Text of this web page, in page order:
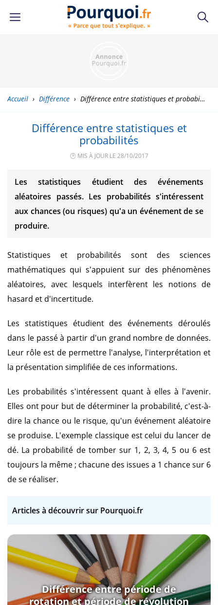
Accueil › Différence › Différence entre statistiques et probabilités
Différence entre statistiques et
probabilités
🕒 MIS À JOUR LE 28/10/2017
Les statistiques étudient des événements
aléatoires passés. Les probabilités s'intéressent
aux chances (ou risques) qu'a un événement de se
produire.
Statistiques et probabilités sont des sciences
mathématiques qui s'appuient sur des phénomènes
aléatoires, avec lesquels interfèrent les notions de
hasard et d'incertitude.
Les statistiques étudient des événements déroulés
dans le passé à partir d'un grand nombre de données.
Leur rôle est de permettre l'analyse, l'interprétation et
la présentation simplifiée de ces informations.
Les probabilités s'intéressent quant à elles à l'avenir.
Elles ont pour but de déterminer la probabilité, c'est-à-
dire la chance ou le risque, qu'un événement aléatoire
se produise. L'exemple classique est celui du lancer de
dé. La probabilité de tomber sur 1, 2, 3, 4, 5 ou 6 est
toujours la même ; chacune des issues a 1 chance sur 6
de se réaliser.
Articles à découvrir sur Pourquoi.fr
Différence entre période de
rotation et période de révolution